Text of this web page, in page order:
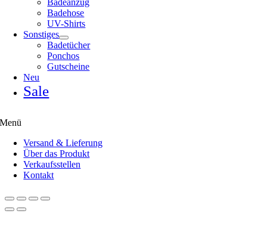
Badeanzug
Badehose
UV-Shirts
Sonstiges
Badetücher
Ponchos
Gutscheine
Neu
Sale
Menü
Versand & Lieferung
Über das Produkt
Verkaufsstellen
Kontakt